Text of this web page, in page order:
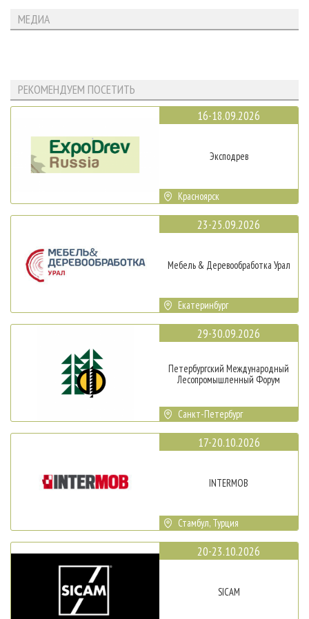
МЕДИА
РЕКОМЕНДУЕМ ПОСЕТИТЬ
16-18.09.2026
Эксподрев
Красноярск
23-25.09.2026
Мебель & Деревообработка Урал
Екатеринбург
29-30.09.2026
Петербургский Международный
Лесопромышленный Форум
Санкт-Петербург
17-20.10.2026
INTERMOB
Стамбул, Турция
20-23.10.2026
SICAM